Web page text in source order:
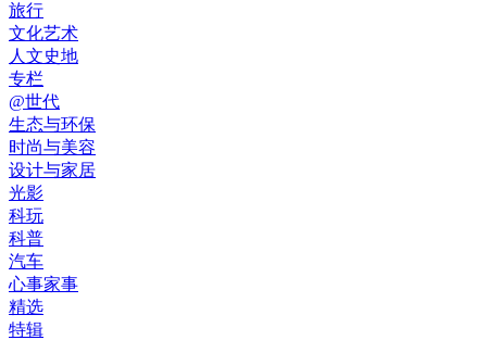
旅行
文化艺术
人文史地
专栏
@世代
生态与环保
时尚与美容
设计与家居
光影
科玩
科普
汽车
心事家事
精选
特辑